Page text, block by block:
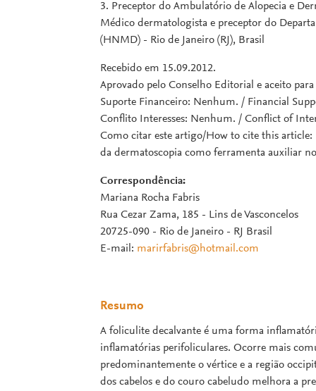
3. Preceptor do Ambulatório de Alopecia e
Médico dermatologista e preceptor do
(HNMD) - Rio de Janeiro (RJ), Brasil
Recebido em 15.09.2012.
Aprovado pelo Conselho Editorial e aceito
Suporte Financeiro: Nenhum. / Financial
Conflito Interesses: Nenhum. / Conflict of
Como citar este artigo/How to cite this article:
da dermatoscopia como ferramenta auxiliar
Correspondência:
Mariana Rocha Fabris
Rua Cezar Zama, 185 - Lins de Vasconcelos
20725-090 - Rio de Janeiro - RJ Brasil
E-mail: marirfabris@hotmail.com
Resumo
A foliculite decalvante é uma forma
inflamatórias perifoliculares. Ocorre mais
predominantemente o vértice e a região
dos cabelos e do couro cabeludo melhora a